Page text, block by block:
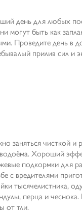
день для любых
могут быть как
Проведите день в
прилив сил и
заняться чисткой и
Хороший
подкормки для
с вредителями
тысячелистника,
перца и
от тли.